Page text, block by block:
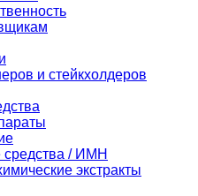
и стейкхолдеров
/ ИМН
экстракты